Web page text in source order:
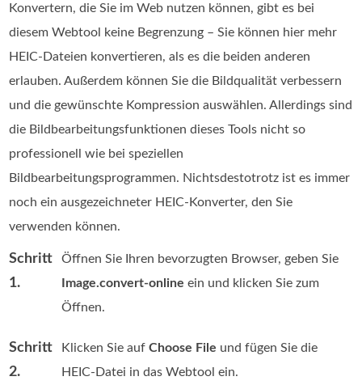
Konvertern, die Sie im Web nutzen können, gibt es bei
diesem Webtool keine Begrenzung – Sie können hier mehr
HEIC‑Dateien konvertieren, als es die beiden anderen
erlauben. Außerdem können Sie die Bildqualität verbessern
und die gewünschte Kompression auswählen. Allerdings sind
die Bildbearbeitungsfunktionen dieses Tools nicht so
professionell wie bei speziellen
Bildbearbeitungsprogrammen. Nichtsdestotrotz ist es immer
noch ein ausgezeichneter HEIC‑Konverter, den Sie
verwenden können.
Schritt
1.
Öffnen Sie Ihren bevorzugten Browser, geben Sie
Image.convert-online ein und klicken Sie zum
Öffnen.
Schritt
2.
Klicken Sie aufChoose File und fügen Sie die
HEIC-Datei in das Webtool ein.